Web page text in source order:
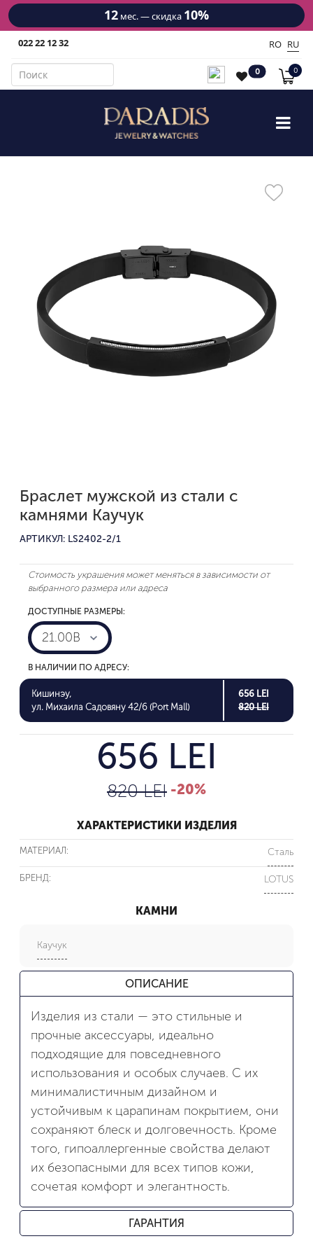
12 мес. — скидка 10%
022 22 12 32 RO RU
0 0
Браслет мужской из стали с
камнями Каучук
АРТИКУЛ: LS2402-2/1
Стоимость украшения может меняться в зависимости от
выбранного размера или адреса
ДОСТУПНЫЕ РАЗМЕРЫ:
21.00B
В НАЛИЧИИ ПО АДРЕСУ:
Кишинэу,
ул. Михаила Садовяну 42/6 (Port Mall)
656 LEI
820 LEI
656 LEI
820 LEI -20%
ХАРАКТЕРИСТИКИ ИЗДЕЛИЯ
МАТЕРИАЛ: Сталь
БРЕНД: LOTUS
КАМНИ
Каучук
ОПИСАНИЕ
Изделия из стали — это стильные и
прочные аксессуары, идеально
подходящие для повседневного
использования и особых случаев. С их
минималистичным дизайном и
устойчивым к царапинам покрытием, они
сохраняют блеск и долговечность. Кроме
того, гипоаллергенные свойства делают
их безопасными для всех типов кожи,
сочетая комфорт и элегантность.
ГАРАНТИЯ